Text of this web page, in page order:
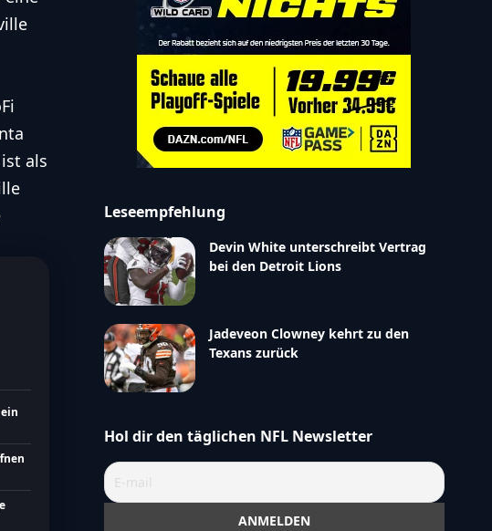
ist als
Leseempfehlung
Devin White unterschreibt Vertrag
bei den Detroit Lions
Jadeveon Clowney kehrt zu den
Texans zurück
Hol dir den täglichen NFL Newsletter